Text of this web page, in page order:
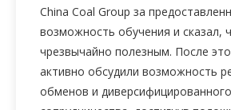
China Coal Group за
возможность обучения и сказал,
чрезвычайно полезным. После
активно обсудили возможность
обменов и диверсифицированного